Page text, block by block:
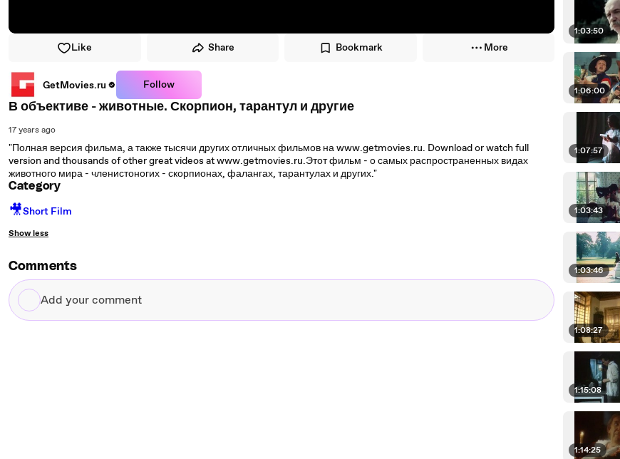
Like Share Bookmark More
GetMovies.ru Follow
В объективе - животные. Скорпион, тарантул и другие
17 years ago
"Полная версия фильма, а также тысячи других отличных фильмов на www.getmovies.ru. Download or watch full
version and thousands of other great videos at www.getmovies.ru.Этот фильм - о самых распространенных видах
животного мира - членистоногих - скорпионах, фалангах, тарантулах и других."
Category
🎥Short Film
Show less
Comments
Add
your
1:03:50
1:06:00
1:07:57
1:03:43
1:03:46
1:08:27
1:15:08
1:14:25